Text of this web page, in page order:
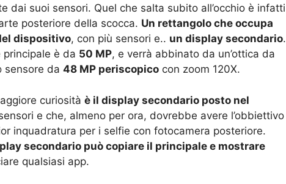
dai suoi sensori. Quel che salta subito all’occhio è infatti
posteriore della scocca. Un rettangolo che occupa
dispositivo, con più sensori e.. un display secondario.
principale è da 50 MP, e verrà abbinato da un’ottica da
sensore da 48 MP periscopico con zoom 120X.
curiosità è il display secondario posto nel
e che, almeno per ora, dovrebbe avere l’obbiettivo
inquadratura per i selfie con fotocamera posteriore.
secondario può copiare il principale e mostrare
qualsiasi app.